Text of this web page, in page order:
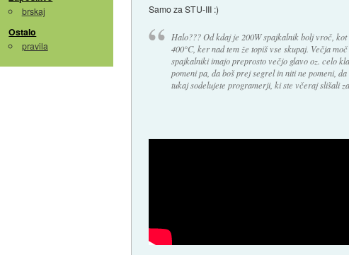
brskaj
Ostalo
pravila
Samo za STU-III :)
Halo??? Od kdaj je 200W spajkalnik bolj vroč,
400°C, ker nad tem že topiš vse skupaj. Večja
spajkalniki imajo preprosto večjo glavo oz. celo
pomeni pa, da boš prej segrel in niti ne pomeni,
tukaj sodelujete programerji, ki ste včeraj slišali